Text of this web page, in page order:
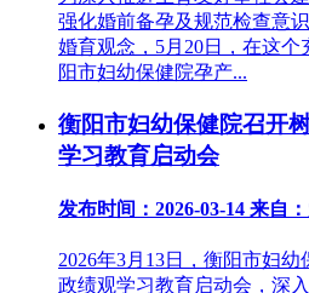
强化婚前备孕及规范检查意
婚育观念，5月20日，在这
阳市妇幼保健院孕产...
衡阳市妇幼保健院召开
学习教育启动会
发布时间：2026-03-14 来自
2026年3月13日，衡阳市妇
政绩观学习教育启动会，深